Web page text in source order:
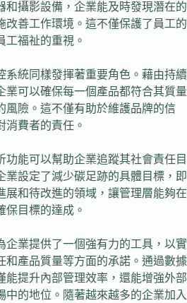
和攝影設備，企業能及時發現潛在的
改善工作環境。這不僅保護了員工的
工福祉的重視。
系統同樣發揮著重要角色。藉由持續
業可以確保每一個產品都符合其質量
風險。這不僅有助於維護品牌的信
消費者的責任。
功能可以幫助企業追蹤其社會責任目
業設定了減少碳足跡的具體目標，即
展和待改進的領域，讓管理層能夠在
保目標的達成。
企業提供了一個強有力的工具，以實
和產品質量等方面的承諾。通過數據
能提升內部管理效率，還能增強外部
中的地位。隨著越來越多的企業加入